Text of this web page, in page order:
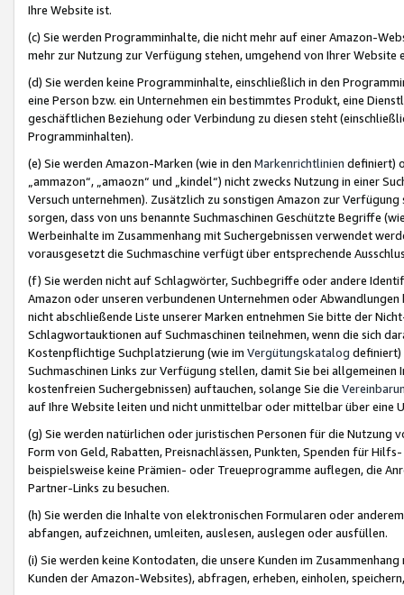
Ihre Website ist.
(c) Sie werden Programminhalte, die nicht mehr auf einer Amazon-
mehr zur Nutzung zur Verfügung stehen, umgehend von Ihrer
(d) Sie werden keine Programminhalte, einschließlich in den
eine Person bzw. ein Unternehmen ein bestimmtes Produkt, eine
geschäftlichen Beziehung oder Verbindung zu diesen steht
Programminhalten).
(e) Sie werden Amazon-Marken (wie in den Markenrichtlinien definiert)
„ammazon“, „amaozn“ und „kindel“) nicht zwecks Nutzung in einer
Versuch unternehmen). Zusätzlich zu sonstigen Amazon zur
sorgen, dass von uns benannte Suchmaschinen Geschützte Begriffe
Werbeinhalte im Zusammenhang mit Suchergebnissen verwendet
vorausgesetzt die Suchmaschine verfügt über entsprechende
(f) Sie werden nicht auf Schlagwörter, Suchbegriffe oder andere
Amazon oder unseren verbundenen Unternehmen oder
nicht abschließende Liste unserer Marken entnehmen Sie bitte der
Schlagwortauktionen auf Suchmaschinen teilnehmen, wenn die sich
Kostenpflichtige Suchplatzierung (wie im Vergütungskatalog definiert)
Suchmaschinen Links zur Verfügung stellen, damit Sie bei
kostenfreien Suchergebnissen) auftauchen, solange Sie die
auf Ihre Website leiten und nicht unmittelbar oder mittelbar über eine
(g) Sie werden natürlichen oder juristischen Personen für die Nutzung
Form von Geld, Rabatten, Preisnachlässen, Punkten, Spenden für
beispielsweise keine Prämien- oder Treueprogramme auflegen, die
Partner-Links zu besuchen.
(h) Sie werden die Inhalte von elektronischen Formularen oder
abfangen, aufzeichnen, umleiten, auslesen, auslegen oder ausfüllen.
(i) Sie werden keine Kontodaten, die unsere Kunden im
Kunden der Amazon-Websites), abfragen, erheben, einholen,